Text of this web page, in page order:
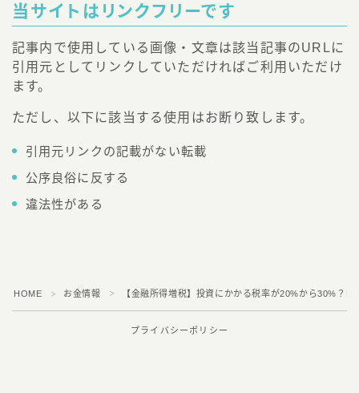
当サイトはリンクフリーです
記事内で使用している画像・文章は該当記事のURLに
引用元としてリンクしていただければご利用いただけ
ます。
ただし、以下に該当する使用はお断り致します。
引用元リンクの記載がない転載
公序良俗に反する
違法性がある
HOME ＞ お金情報 ＞ 【金融所得増税】投資にかかる税率が20%から30%？
プライバシーポリシー